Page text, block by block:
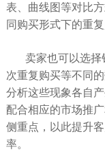
表、曲线图等对比
同购买形式下的重复
卖家也可以选择
次重复购买等不同
分析这些现象各自
配合相应的市场推
侧重点，以此提升
率。